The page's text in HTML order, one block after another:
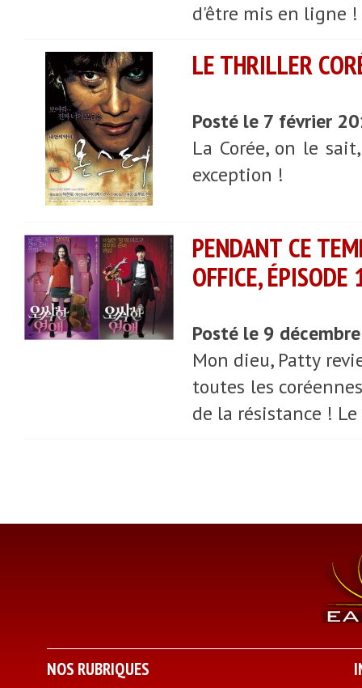
d'être mis en ligne !
LE THRILLER
Posté le 7 février
La Corée, on le
exception !
PENDANT CE
OFFICE,
Posté le 9
Mon dieu, Patty
toutes les
de la résistance !
NOS RUBRIQUES